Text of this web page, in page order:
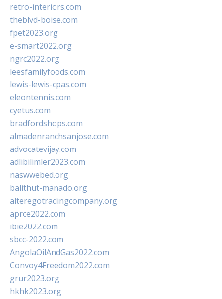
retro-interiors.com
theblvd-boise.com
fpet2023.org
e-smart2022.org
ngrc2022.org
leesfamilyfoods.com
lewis-lewis-cpas.com
eleontennis.com
cyetus.com
bradfordshops.com
almadenranchsanjose.com
advocatevijay.com
adlibilimler2023.com
naswwebed.org
balithut-manado.org
alteregotradingcompany.org
aprce2022.com
ibie2022.com
sbcc-2022.com
AngolaOilAndGas2022.com
Convoy4Freedom2022.com
grur2023.org
hkhk2023.org